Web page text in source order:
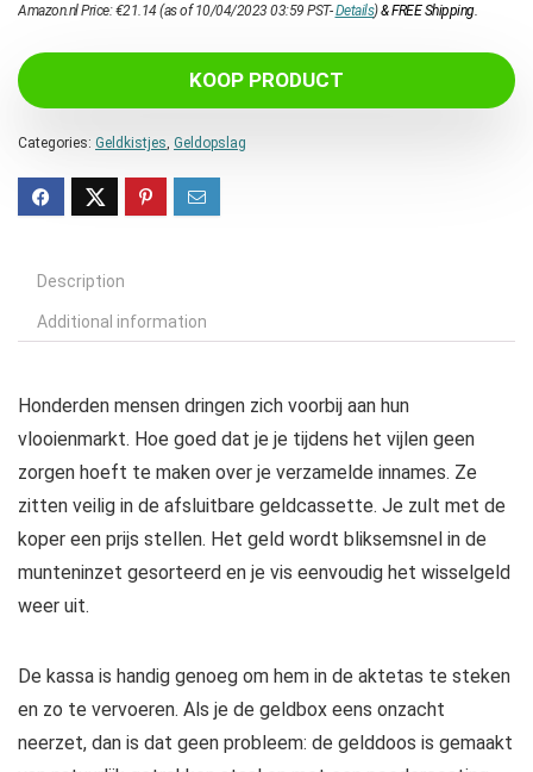
Amazon.nl Price:€21.14 (as of 10/04/2023 03:59 PST-Details)&FREE Shipping.
KOOP PRODUCT
Categories: Geldkistjes, Geldopslag
Description
Additional information
Honderden mensen dringen zich voorbij aan hun
vlooienmarkt. Hoe goed dat je je tijdens het vijlen geen
zorgen hoeft te maken over je verzamelde innames. Ze
zitten veilig in de afsluitbare geldcassette. Je zult met de
koper een prijs stellen. Het geld wordt bliksemsnel in de
munteninzet gesorteerd en je vis eenvoudig het wisselgeld
weer uit.
De kassa is handig genoeg om hem in de aktetas te steken
en zo te vervoeren. Als je de geldbox eens onzacht
neerzet, dan is dat geen probleem: de gelddoos is gemaakt